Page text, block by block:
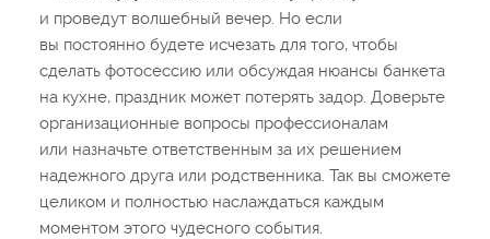
и проведут волшебный вечер. Но если
вы постоянно будете исчезать для того, чтобы
сделать фотосессию или обсуждая нюансы банкета
на кухне, праздник может потерять задор. Доверьте
организационные вопросы профессионалам
или назначьте ответственным за их решением
надежного друга или родственника. Так вы сможете
целиком и полностью наслаждаться каждым
моментом этого чудесного события.